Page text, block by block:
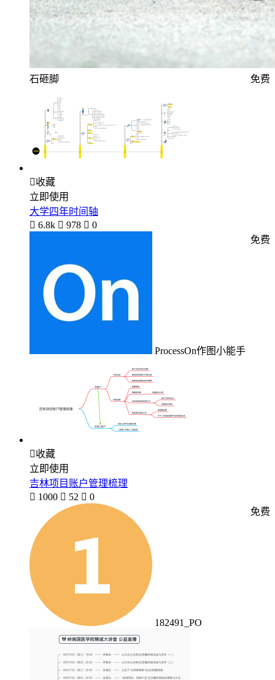
石砸脚 免费
收藏
立即使用
大学四年时间轴
 6.8k  978  0
ProcessOn作图小能手
免费
收藏
立即使用
吉林项目账户管理梳理
 1000  52  0
182491_PO
免费